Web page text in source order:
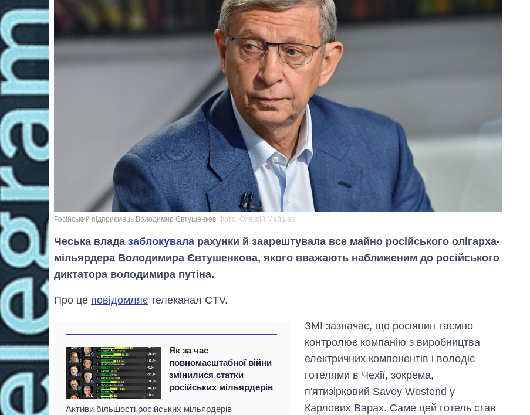
Російський підприємець Володимир Євтушенков Фото: Олексій Майшев
Чеська влада заблокувала рахунки й заарештувала все майно російського олігарха-
мільярдера Володимира Євтушенкова, якого вважають наближеним до російського
диктатора володимира путіна.
Про це повідомляє телеканал CTV.
Як за час
повномасштабної війни
змінилися статки
російських мільярдерів
Активи більшості російських мільярдерів
ЗМІ зазначає, що росіянин таємно
контролює компанію з виробництва
електричних компонентів і володіє
готелями в Чехії, зокрема,
п'ятизірковий Savoy Westend у
Карлових Варах. Саме цей готель став